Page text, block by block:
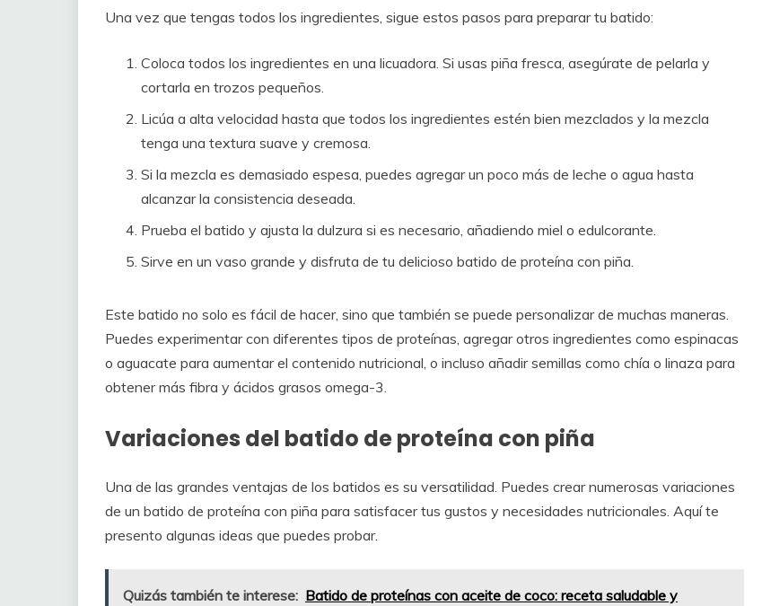
Una vez que tengas todos los ingredientes, sigue estos pasos para preparar tu batido:
Coloca todos los ingredientes en una licuadora. Si usas piña fresca, asegúrate de pelarla y
cortarla en trozos pequeños.
Licúa a alta velocidad hasta que todos los ingredientes estén bien mezclados y la mezcla
tenga una textura suave y cremosa.
Si la mezcla es demasiado espesa, puedes agregar un poco más de leche o agua hasta
alcanzar la consistencia deseada.
Prueba el batido y ajusta la dulzura si es necesario, añadiendo miel o edulcorante.
Sirve en un vaso grande y disfruta de tu delicioso batido de proteína con piña.
Este batido no solo es fácil de hacer, sino que también se puede personalizar de muchas maneras.
Puedes experimentar con diferentes tipos de proteínas, agregar otros ingredientes como espinacas
o aguacate para aumentar el contenido nutricional, o incluso añadir semillas como chía o linaza para
obtener más fibra y ácidos grasos omega-3.
Variaciones del batido de proteína con piña
Una de las grandes ventajas de los batidos es su versatilidad. Puedes crear numerosas variaciones
de un batido de proteína con piña para satisfacer tus gustos y necesidades nutricionales. Aquí te
presento algunas ideas que puedes probar.
Quizás también te interese: Batido de proteínas con aceite de coco: receta saludable y